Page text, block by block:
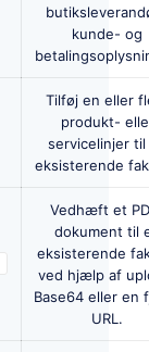
kunde- og
Tilføj en eller
produkt-
servicelinjer til
eksisterende
Vedhæft et
dokument til
eksisterende
ved hjælp af
Base64 eller en
URL.